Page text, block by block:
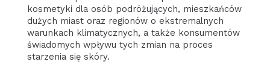
kosmetyki dla osób podróżujących, mieszkańców
dużych miast oraz regionów o ekstremalnych
warunkach klimatycznych, a także konsumentów
świadomych wpływu tych zmian na proces
starzenia się skóry.